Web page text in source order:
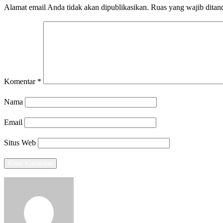
Alamat email Anda tidak akan dipublikasikan. Ruas yang wajib
Komentar *
Nama
Email
Situs Web